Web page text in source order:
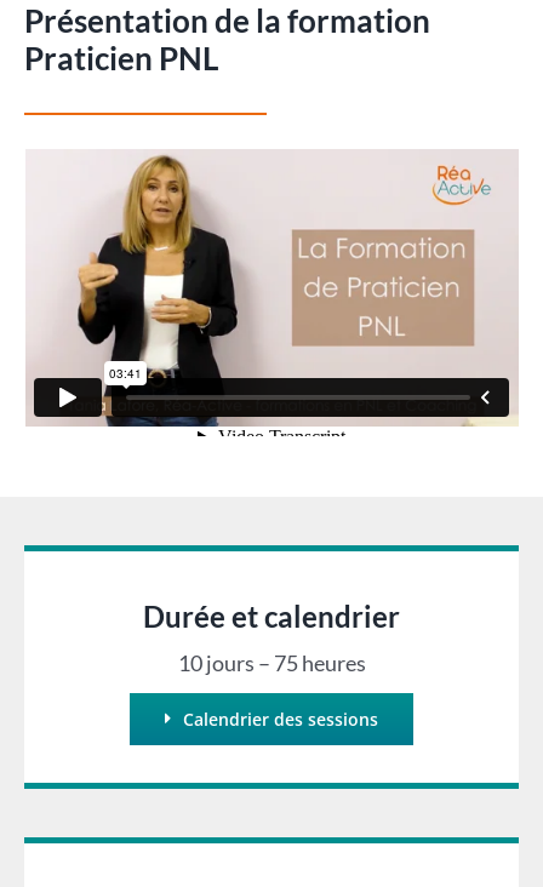
Présentation de la formation
Praticien PNL
Durée et calendrier
10 jours – 75 heures
Calendrier des sessions